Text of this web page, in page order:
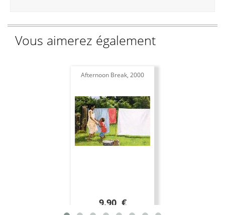
Vous aimerez également
Afternoon Break, 2000
9.90 €